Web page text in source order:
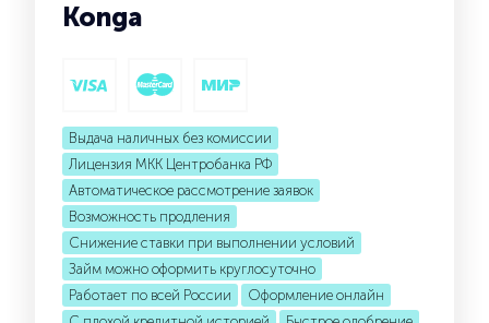
Konga
Выдача наличных без комиссии
Лицензия МКК Центробанка РФ
Автоматическое рассмотрение заявок
Возможность продления
Снижение ставки при выполнении условий
Займ можно оформить круглосуточно
Работает по всей России
Оформление онлайн